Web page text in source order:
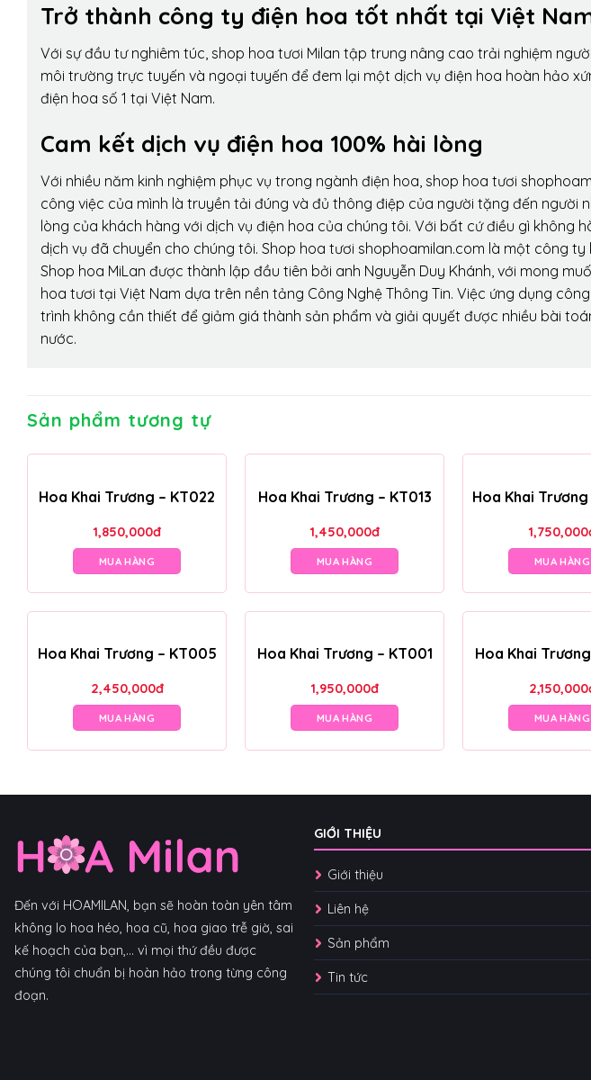
Trở thành công ty điện hoa tốt nhất tại Việt
Với sự đầu tư nghiêm túc, shop hoa tươi Milan tập trung nâng cao trải nghiệm
môi trường trực tuyến và ngoại tuyến để đem lại một dịch vụ điện hoa hoàn hảo
điện hoa số 1 tại Việt Nam.
Cam kết dịch vụ điện hoa 100% hài lòng
Với nhiều năm kinh nghiệm phục vụ trong ngành điện hoa, shop hoa tươi
công việc của mình là truyền tải đúng và đủ thông điệp của người tặng đến người
lòng của khách hàng với dịch vụ điện hoa của chúng tôi. Với bất cứ điều gì không
dịch vụ đã chuyển cho chúng tôi. Shop hoa tươi shophoamilan.com là một công ty
Shop hoa MiLan được thành lập đầu tiên bởi anh Nguyễn Duy Khánh, với mong
hoa tươi tại Việt Nam dựa trên nền tảng Công Nghệ Thông Tin. Việc ứng dụng
trình không cần thiết để giảm giá thành sản phẩm và giải quyết được nhiều bài
nước.
Sản phẩm tương tự
Hoa Khai Trương – KT022
1,850,000đ
MUA HÀNG
Hoa Khai Trương – KT013
1,450,000đ
MUA HÀNG
Hoa Khai
1,750,000
MUA HÀNG
Hoa Khai Trương – KT005
2,450,000đ
MUA HÀNG
Hoa Khai Trương – KT001
1,950,000đ
MUA HÀNG
Hoa Khai
2,150,000
MUA HÀNG
Đến với HOAMILAN, bạn sẽ hoàn toàn yên tâm
không lo hoa héo, hoa cũ, hoa giao trễ giờ, sai
kế hoạch của bạn,... vì mọi thứ đều được
chúng tôi chuẩn bị hoàn hảo trong từng công
đoạn.
GIỚI THIỆU
Giới thiệu
Liên hệ
Sản phẩm
Tin tức